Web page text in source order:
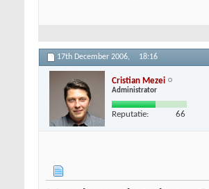
17th December 2006, 18:16
Cristian Mezei
Administrator
Reputatie: 66